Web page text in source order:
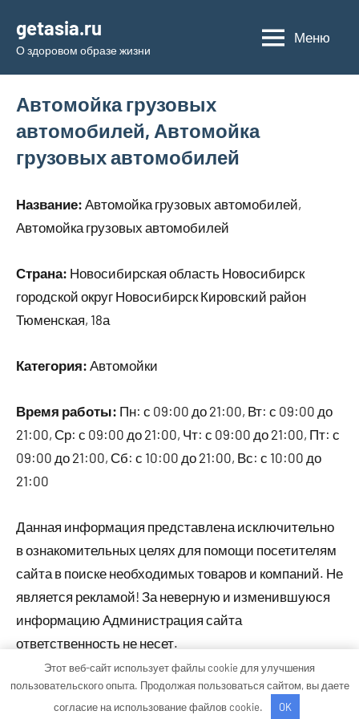
содержимому
getasia.ru
О здоровом образе жизни
Меню
Автомойка грузовых
автомобилей, Автомойка
грузовых автомобилей
Название: Автомойка грузовых автомобилей,
Автомойка грузовых автомобилей
Страна: Новосибирская область Новосибирск
городской округ Новосибирск Кировский район
Тюменская, 18а
Категория: Автомойки
Время работы: Пн: с 09:00 до 21:00, Вт: с 09:00 до
21:00, Ср: с 09:00 до 21:00, Чт: с 09:00 до 21:00, Пт: с
09:00 до 21:00, Сб: с 10:00 до 21:00, Вс: с 10:00 до
21:00
Данная информация представлена исключительно
в ознакомительных целях для помощи посетителям
сайта в поиске необходимых товаров и компаний. Не
является рекламой! За неверную и изменившуюся
информацию Администрация сайта
ответственность не несет.
Тема WordPress: Occasio от ThemeZee.
Этот веб-сайт использует файлы cookie для улучшения
пользовательского опыта. Продолжая пользоваться сайтом, вы даете
согласие на использование файлов cookie.
OK